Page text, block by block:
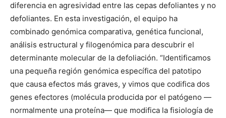
diferencia en agresividad entre las cepas defoliantes y no
defoliantes. En esta investigación, el equipo ha
combinado genómica comparativa, genética funcional,
análisis estructural y filogenómica para descubrir el
determinante molecular de la defoliación. “Identificamos
una pequeña región genómica específica del patotipo
que causa efectos más graves, y vimos que codifica dos
genes efectores (molécula producida por el patógeno —
normalmente una proteína— que modifica la fisiología de